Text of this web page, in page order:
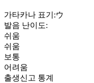
가타카나 표기:ウ
발음 난이도:
쉬움
쉬움
보통
어려움
출생신고 통계